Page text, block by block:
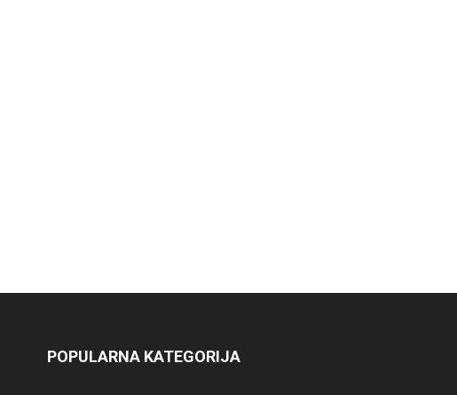
POPULARNA KATEGORIJA